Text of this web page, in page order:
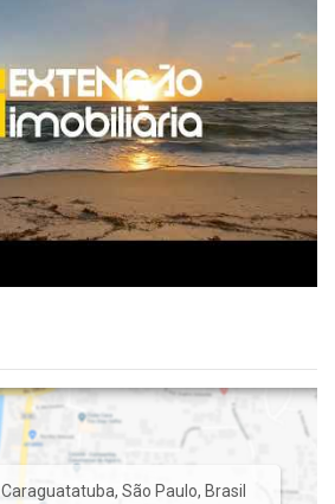
Caraguatatuba, São Paulo, Brasil